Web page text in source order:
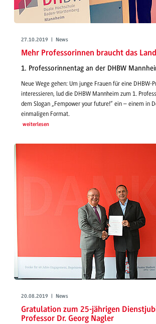
27.10.2019 | News
Mehr Professorinnen braucht das Land
1. Professorinnentag an der DHBW
Neue Wege gehen: Um junge Frauen für eine DHBW-
interessieren, lud die DHBW Mannheim zum 1.
dem Slogan „Fempower your future!“ ein – einem in
einmaligen Format.
weiterlesen
20.08.2019 | News
Gratulation zum 25-jährigen
Professor Dr. Georg Nagler